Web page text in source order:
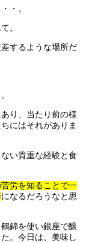
・。
。
するような場所だ
り、 当たり前の様
にはそれがありま
い貴重な経験と食
労を知ることで一
になるだろうなと思
錦を使い銀座で醸
。今日は、美味し